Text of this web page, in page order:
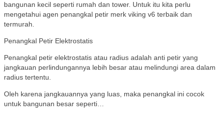
bangunan kecil seperti rumah dan tower. Untuk itu kita perlu
mengetahui agen penangkal petir merk viking v6 terbaik dan
termurah.
Penangkal Petir Elektrostatis
Penangkal petir elektrostatis atau radius adalah anti petir yang
jangkauan perlindungannya lebih besar atau melindungi area dalam
radius tertentu.
Oleh karena jangkauannya yang luas, maka penangkal ini cocok
untuk bangunan besar seperti…